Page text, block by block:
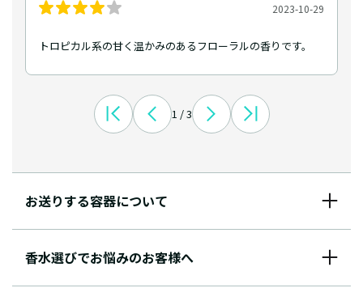
2023-10-29
トロピカル系の甘く温かみのあるフローラルの香りです。
1 / 3
お送りする容器について
香水選びでお悩みのお客様へ